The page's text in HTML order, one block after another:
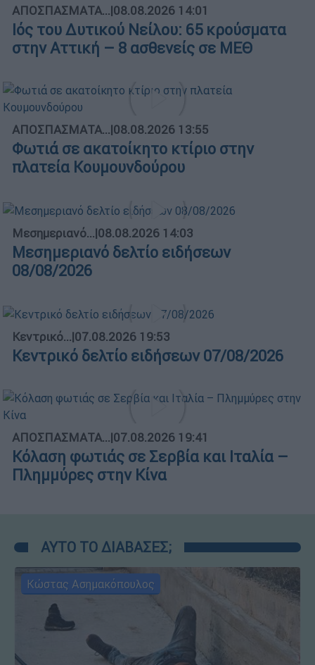
ΑΠΟΣΠΑΣΜΑΤΑ...|08.08.2026 14:01
Ιός του Δυτικού Νείλου: 65 κρούσματα
στην Αττική – 8 ασθενείς σε ΜΕΘ
ΑΠΟΣΠΑΣΜΑΤΑ...|08.08.2026 13:55
Φωτιά σε ακατοίκητο κτίριο στην
πλατεία Κουμουνδούρου
Μεσημεριανό...|08.08.2026 14:03
Μεσημεριανό δελτίο ειδήσεων
08/08/2026
Κεντρικό...|07.08.2026 19:53
Κεντρικό δελτίο ειδήσεων 07/08/2026
ΑΠΟΣΠΑΣΜΑΤΑ...|07.08.2026 19:41
Κόλαση φωτιάς σε Σερβία και Ιταλία –
Πλημμύρες στην Κίνα
ΑΥΤΟ ΤΟ ΔΙΑΒΑΣΕΣ;
Κώστας Ασημακόπουλος